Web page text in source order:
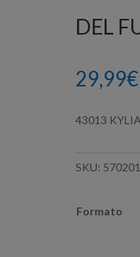
DEL
29,99€
43013
SKU:
Formato